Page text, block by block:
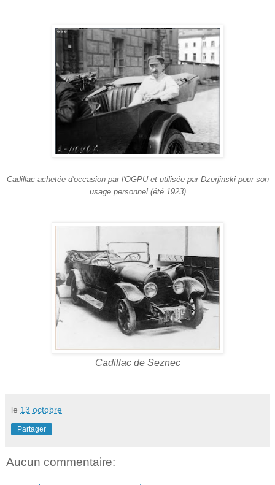
Cadillac achetée d'occasion par l'OGPU et utilisée par Dzerjinski pour son
usage personnel (été 1923)
Cadillac de Seznec
le 13 octobre
Partager
Aucun commentaire: